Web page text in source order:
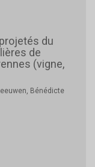
du
de
(vigne,
Bénédicte